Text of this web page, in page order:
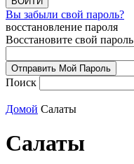
Вы забыли свой пароль?
восстановление пароля
Восстановите свой пароль
Поиск
Домой Салаты
Салаты